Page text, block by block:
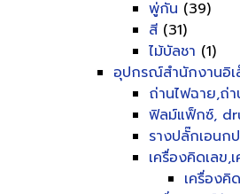
พู่กัน (39)
สี (31)
ไม้บัลชา (1)
อุปกรณ์สำนักงานอิ
ถ่านไฟฉาย,ถ่
ฟิลม์แฟ็กซ์,
รางปลั๊กเอนก
เครื่องคิดเลข,
เครื่องคิ